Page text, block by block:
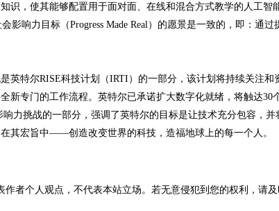
，使其能够配置用于面对面、在线和混合方式教学的人工智
影响力目标（Progress Made Real）的愿景是一致的，即：通
特尔RISE科技计划（IRTI）的一部分，该计划将持续关注和
新专门的工作流程。英特尔已承诺扩大数字化就绪，将触达30
力挑战的一部分，强调了英特尔的目标是让技术充分包容，
其宏旨中——创造改变世界的科技，造福地球上的每一个人。
作者个人观点，不代表本站立场。若无意侵犯到您的权利，请